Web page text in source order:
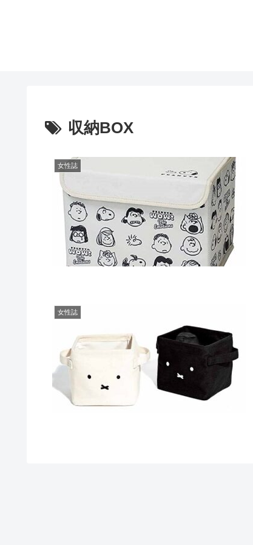
収納BOX
女性誌
女性誌